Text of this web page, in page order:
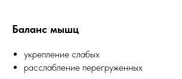
Баланс мышц
укрепление слабых
расслабление перегруженных